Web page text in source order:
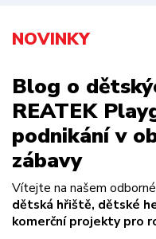
NOVINKY
Blog o
REATEK
podnikání v
zábavy
Vítejte na našem
dětská hřiště, dětské
komerční projekty pro